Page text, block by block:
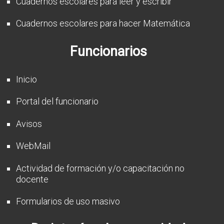
Cuadernos escolares para hacer Matemática
Funcionarios
Inicio
Portal del funcionario
Avisos
WebMail
Actividad de formación y/o capacitación no
docente
Formularios de uso masivo